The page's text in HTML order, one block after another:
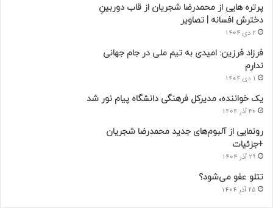
پرتره هایی از محمدرضا شجریان از قاب دوربینِ
دخترش افسانه | تصاویر
2 دی 1404
فرزاد فرزین: امیدی به تیم ملی در جام جهانی
ندارم
1 دی 1404
یک خواننده، مدیرکل فرهنگی دانشگاه پیام نور شد
30 آذر 1404
رونمایی از آلبوم‌های جدید محمدرضا شجریان
+جزئیات
29 آذر 1404
تتلو عفو می‌شود؟
25 آذر 1404